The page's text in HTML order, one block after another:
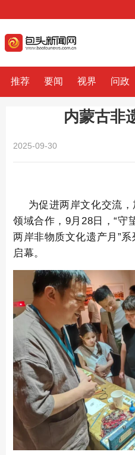
推荐 要闻 视界 问政
内蒙古非
2025-09-30
为促进两岸文化交流
领域合作，9月28日，“
两岸非物质文化遗产月”
启幕。